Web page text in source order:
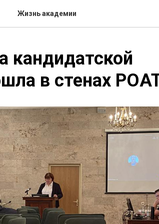
Жизнь академии
кандидатской
в стенах